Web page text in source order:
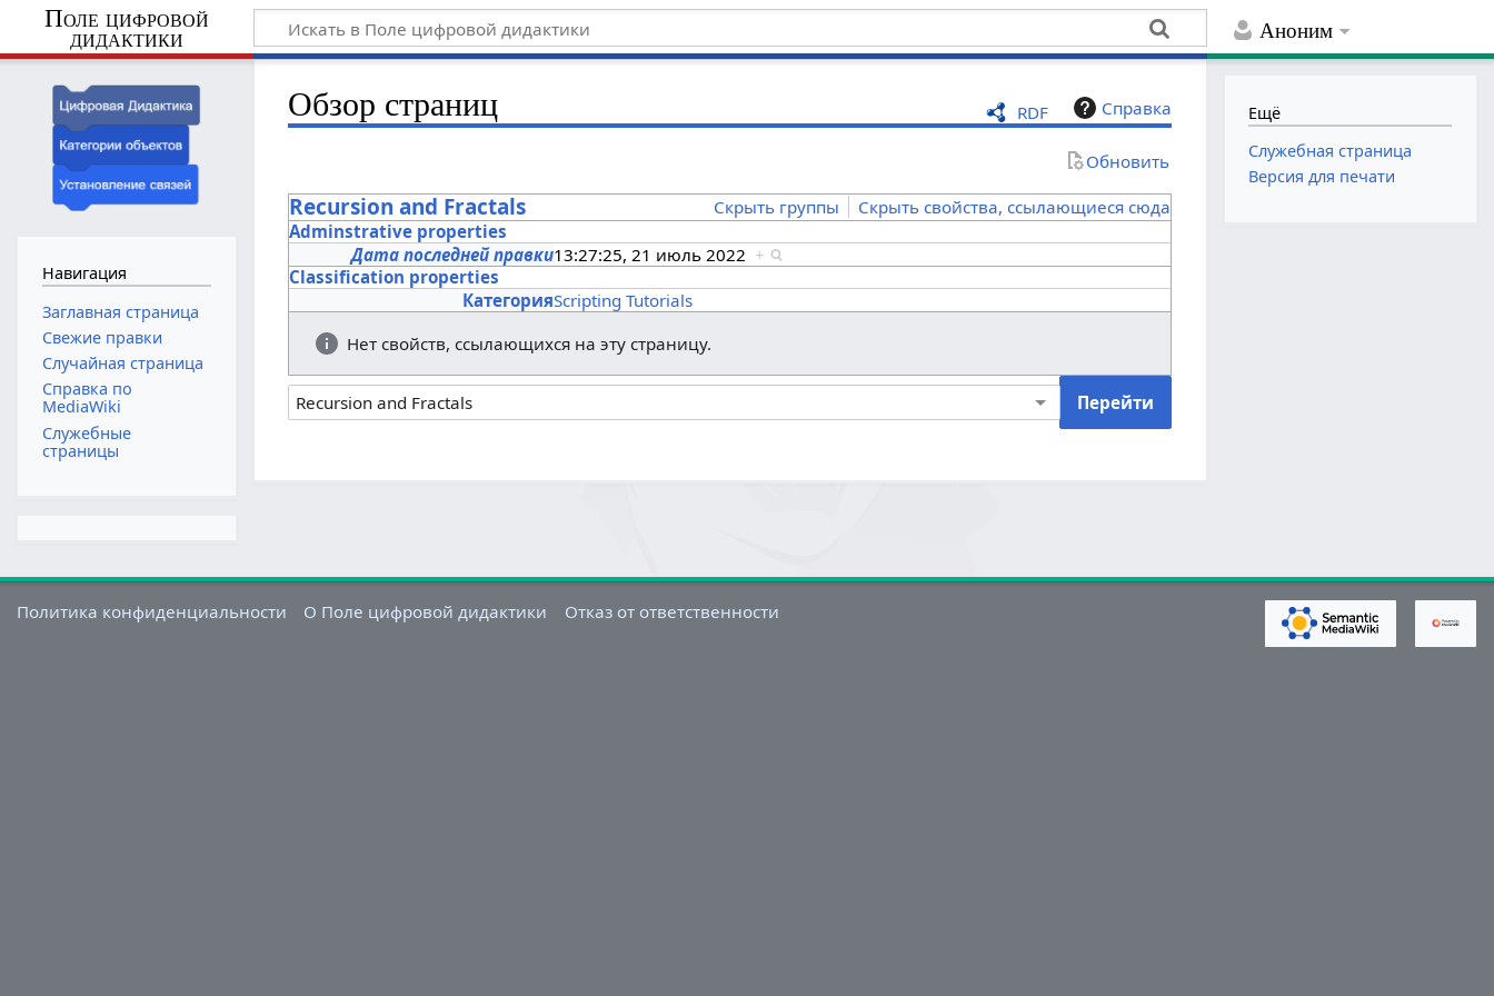
Аноним
Поле цифровой
дидактики
RDF Справка
Обзор страниц
Обновить
Recursion and Fractals Скрыть группы
Скрыть свойства, ссылающиеся сюда
Adminstrative properties
Дата последней правки13:27:25, 21 июль 2022 +
Classification properties
КатегорияScripting Tutorials
Нет свойств, ссылающихся на эту страницу.
Навигация
Заглавная страница
Свежие правки
Случайная страница
Справка по
MediaWiki
Служебные
страницы
Ещё
Служебная страница
Версия для печати
Политика конфиденциальности О Поле цифровой дидактики Отказ от ответственности